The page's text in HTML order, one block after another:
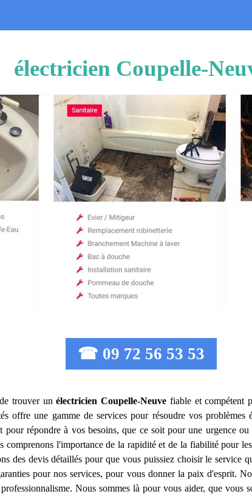
électricien Coupelle-
☎ 09 72 56 53 53
trouver unélectricien Coupelle-Neuve fiable et compétent
offre une gamme de services pour résoudre vos
répondre à vos besoins, que ce soit pour une urgence
comprenons l'importance de la rapidité et de la fiabilité pour
des devis détaillés pour que vous puissiez choisir le
pour nos services, pour vous donner la paix d'esprit.
Nous sommes là pour vous aider, que vous